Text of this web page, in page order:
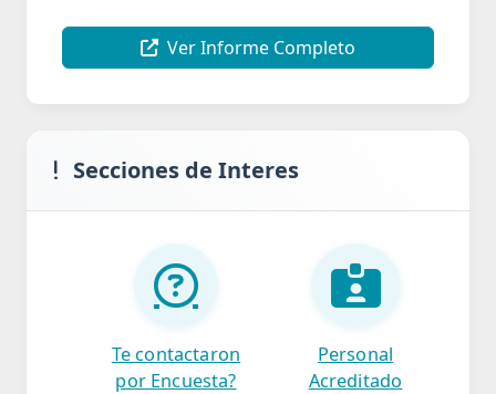
Ver Informe Completo
Secciones de Interes
Te contactaron
por Encuesta?
Personal
Acreditado